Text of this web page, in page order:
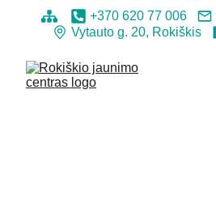
+370 620 77 006
Vytauto g. 20, Rokiškis